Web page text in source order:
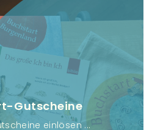
Gutscheine
einlösen ...